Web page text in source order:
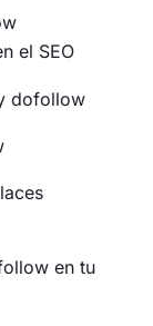
el SEO
dofollow
en tu